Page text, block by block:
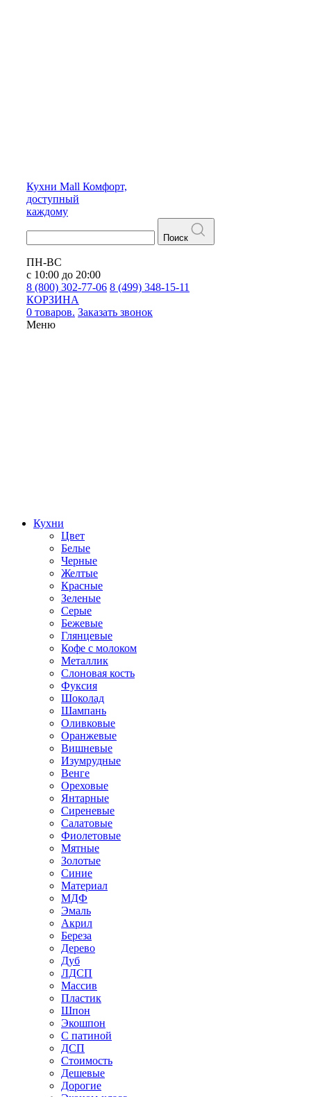
Кухни Mall Комфорт,
доступный
каждому
Поиск
ПН-ВС
с 10:00 до 20:00
8 (800) 302-77-06 8 (499) 348-15-11
КОРЗИНА
0 товаров. Заказать звонок
Меню
Кухни
Цвет
Белые
Черные
Желтые
Красные
Зеленые
Серые
Бежевые
Глянцевые
Кофе с молоком
Металлик
Слоновая кость
Фуксия
Шоколад
Шампань
Оливковые
Оранжевые
Вишневые
Изумрудные
Венге
Ореховые
Янтарные
Сиреневые
Салатовые
Фиолетовые
Мятные
Золотые
Синие
Материал
МДФ
Эмаль
Акрил
Береза
Дерево
Дуб
ЛДСП
Массив
Пластик
Шпон
Экошпон
С патиной
ДСП
Стоимость
Дешевые
Дорогие